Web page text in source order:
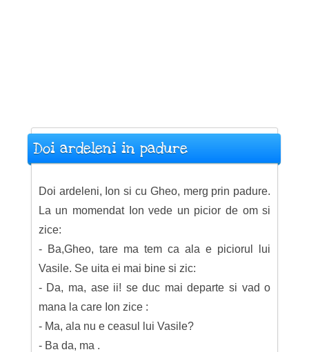
Doi ardeleni in padure
Doi ardeleni, Ion si cu Gheo, merg prin padure.
La un momendat Ion vede un picior de om si
zice:
- Ba,Gheo, tare ma tem ca ala e piciorul lui
Vasile. Se uita ei mai bine si zic:
- Da, ma, ase ii! se duc mai departe si vad o
mana la care Ion zice :
- Ma, ala nu e ceasul lui Vasile?
- Ba da, ma .